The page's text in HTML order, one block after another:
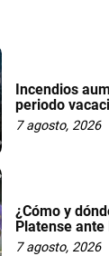
Incendios
periodo
7 agosto, 2026
¿Cómo y
Platense ante
7 agosto, 2026